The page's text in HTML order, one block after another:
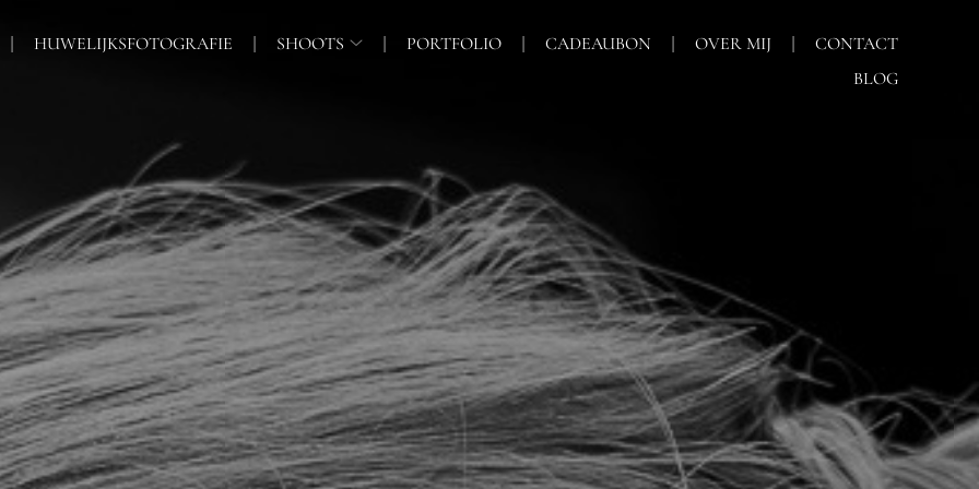
HUWELIJKSFOTOGRAFIE SHOOTS PORTFOLIO CADEAUBON OVER MIJ
CONTACT
BLOG